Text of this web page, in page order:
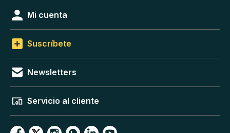
Mi cuenta
Suscríbete
Newsletters
Servicio al cliente